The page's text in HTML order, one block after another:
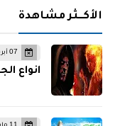
الأكــثر مشاهدة
07 أبريل 2022
انواع